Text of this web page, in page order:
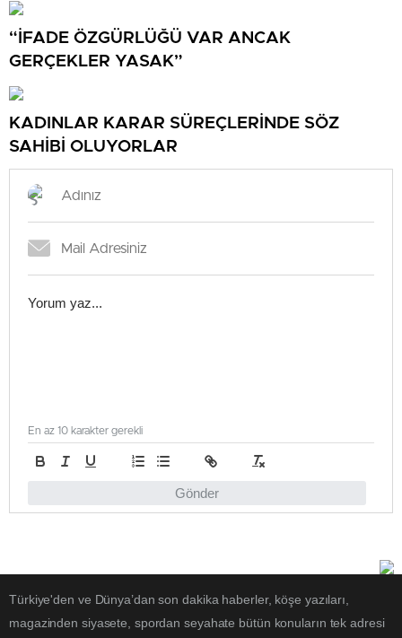
“İFADE ÖZGÜRLÜĞÜ VAR ANCAK
GERÇEKLER YASAK”
KADINLAR KARAR SÜREÇLERİNDE SÖZ
SAHİBİ OLUYORLAR
Gönder
En az 10 karakter gerekli
Türkiye'den ve Dünya’dan son dakika haberler, köşe yazıları,
magazinden siyasete, spordan seyahate bütün konuların tek adresi